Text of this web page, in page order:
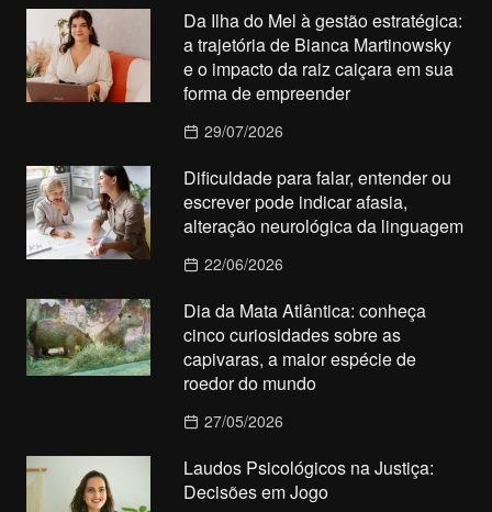
Da Ilha do Mel à gestão estratégica:
a trajetória de Bianca Martinowsky
e o impacto da raiz caiçara em sua
forma de empreender
29/07/2026
Dificuldade para falar, entender ou
escrever pode indicar afasia,
alteração neurológica da linguagem
22/06/2026
Dia da Mata Atlântica: conheça
cinco curiosidades sobre as
capivaras, a maior espécie de
roedor do mundo
27/05/2026
Laudos Psicológicos na Justiça:
Decisões em Jogo